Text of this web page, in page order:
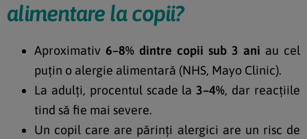
alimentare la copii?
Aproximativ 6–8% dintre copii sub 3 ani au cel
puțin o alergie alimentară (NHS, Mayo Clinic).
La adulți, procentul scade la3–4%, dar reacțiile
tind să fie mai severe.
Un copil care are părinți alergici are un risc de